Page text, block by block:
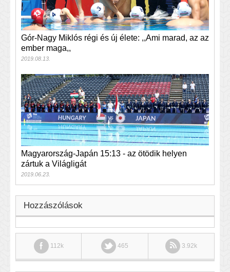
Gór-Nagy Miklós régi és új élete: ,,Ami marad, az az
ember maga,,
2019.08.13.
Magyarország-Japán 15:13 - az ötödik helyen
zártuk a Világligát
2019.06.23.
Hozzászólások
112k 465 3.92k